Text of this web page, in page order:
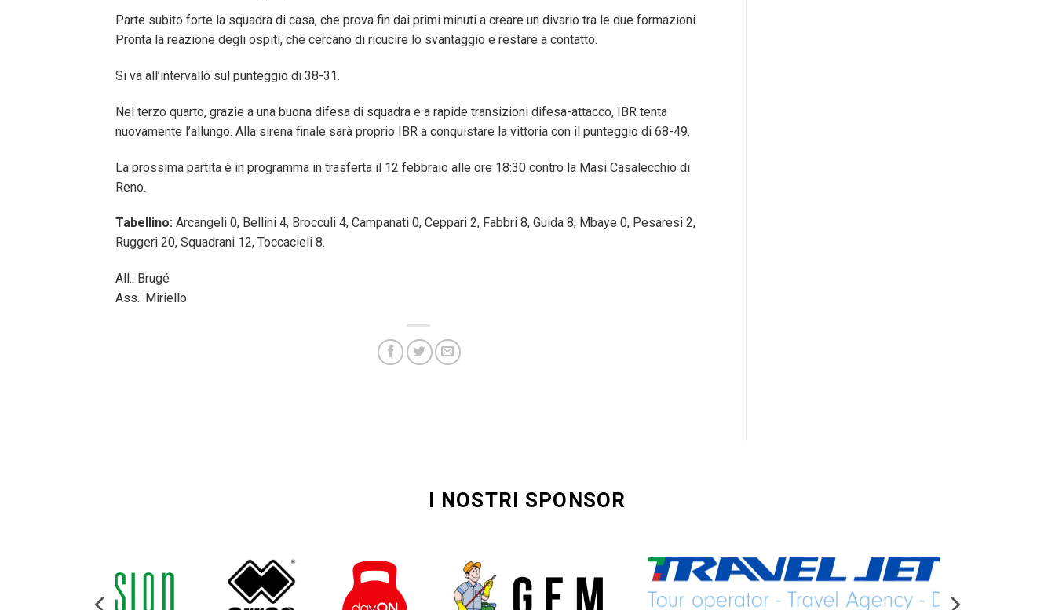
Parte subito forte la squadra di casa, che prova fin dai primi minuti a creare un divario tra le due formazioni.
Pronta la reazione degli ospiti, che cercano di ricucire lo svantaggio e restare a contatto.
Si va all’intervallo sul punteggio di 38-31.
Nel terzo quarto, grazie a una buona difesa di squadra e a rapide transizioni difesa-attacco, IBR tenta
nuovamente l’allungo. Alla sirena finale sarà proprio IBR a conquistare la vittoria con il punteggio di 68-49.
La prossima partita è in programma in trasferta il 12 febbraio alle ore 18:30 contro la Masi Casalecchio di
Reno.
Tabellino: Arcangeli 0, Bellini 4, Brocculi 4, Campanati 0, Ceppari 2, Fabbri 8, Guida 8, Mbaye 0, Pesaresi 2,
Ruggeri 20, Squadrani 12, Toccacieli 8.
All.: Brugé
Ass.: Miriello
I NOSTRI SPONSOR